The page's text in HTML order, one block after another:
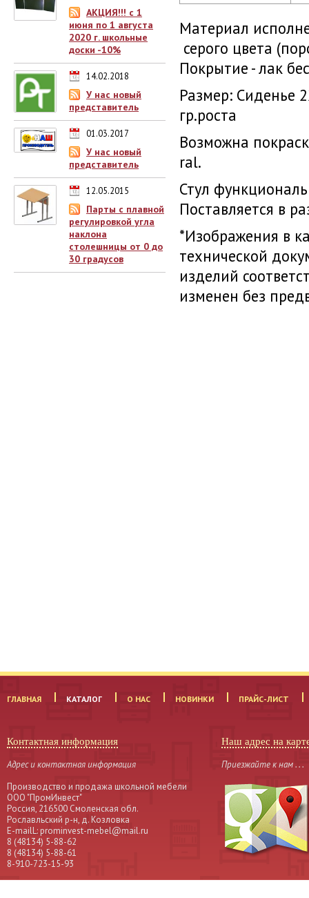
АКЦИЯ!!! с 1
июня по 1 августа
2020 г. школьные
доски -10%
14.02.2018
У нас новый
представитель
01.03.2017
У нас новый
представитель
12.05.2015
Парты с плавной
регулировкой угла
наклона
столешницы от 0 до
30 градусов
Материал
серого цвета
Покрытие - лак
Размер: Сиденье
гр.роста
Возможна
ral.
Стул
Поставляется в
*Изображения в
технической
изделий
изменен без
ГЛАВНАЯ КАТАЛОГ О НАС НОВИНКИ ПРАЙС-ЛИСТ
Контактная информация
Адрес и контактная информация
Производство и продажа школьной мебели
OOO "ПромИнвест"
Россия, 216500 Смоленская обл.
Рославльский р-н, д. Козловка
Е-mailL: prominvest-mebel@mail.ru
8 (48134) 5-88-62
8 (48134) 5-88-61
8-910-723-15-93
Наш адрес на
Приезжайте к нам . . .